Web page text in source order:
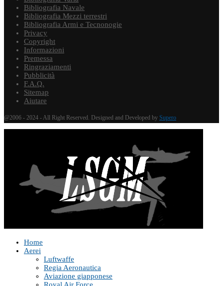
Bibliografia Navale
Bibliografia Mezzi terrestri
Bibliografia Armi e Tecnonogie
Privacy
Copyright
Informazioni
Premessa
Ringraziamenti
Pubblicità
F.A.Q.
Sitemap
Aiutare
@2006 - 2024 - All Right Reserved. Designed and Developed by Supero
Home
Aerei
Luftwaffe
Regia Aeronautica
Aviazione giapponese